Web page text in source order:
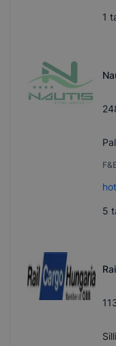
1
5